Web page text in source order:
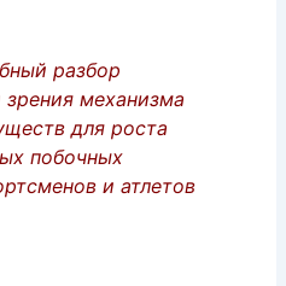
разбор
механизма
для роста
побочных
и атлетов